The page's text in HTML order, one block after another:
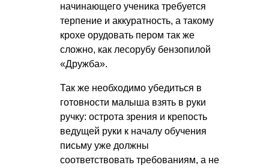
начинающего ученика требуется
терпение и аккуратность, а такому
крохе орудовать пером так же
сложно, как лесорубу бензопилой
«Дружба».
Так же необходимо убедиться в
готовности малыша взять в руки
ручку: острота зрения и крепость
ведущей руки к началу обучения
письму уже должны
соответствовать требованиям, а не